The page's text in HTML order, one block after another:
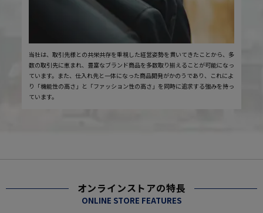
当社は、取引先様との共栄共存を重視した経営姿勢を貫いてきたことから、多
数の取引先に恵まれ、豊富なブランド商品を多数取り揃えることが可能になっ
ています。また、仕入れ先と一体になった商品開発がかのうであり、これによ
り「機能性の高さ」と「ファッション性の高さ」を同時に追求する強みを持っ
ています。
オンラインストアの特長
ONLINE STORE FEATURES